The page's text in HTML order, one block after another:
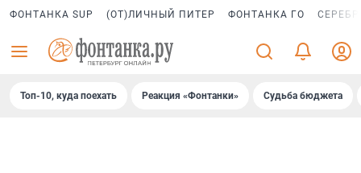
ФОНТАНКА SUP (ОТ)ЛИЧНЫЙ ПИТЕР ФОНТАНКА ГО
Топ-10, куда поехать Реакция «Фонтанки» Судьба бюджета